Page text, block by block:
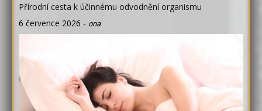
Přírodní cesta k účinnému odvodnění organismu
6 července 2026 - ona